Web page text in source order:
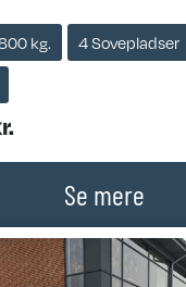
kg.
4 Sovepladser
Se mere